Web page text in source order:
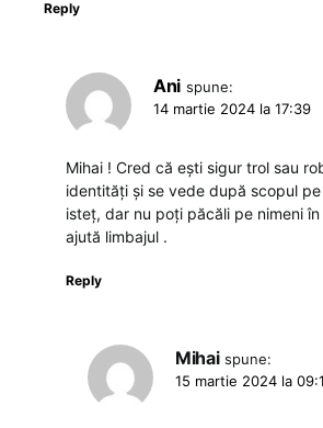
Reply
Ani spune:
14 martie 2024 la 17:39
Mihai ! Cred că ești sigur trol sau
identități și se vede după scopul
isteț, dar nu poți păcăli pe nimeni
ajută limbajul .
Reply
Mihai spune:
15 martie 2024 la